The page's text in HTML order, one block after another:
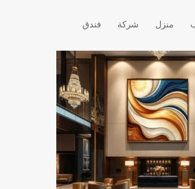
منزل شركة فندق